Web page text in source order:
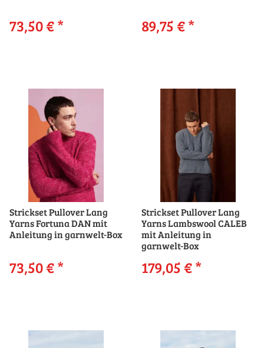
73,50 €* 89,75 €*
Strickset Pullover Lang
Yarns Fortuna DAN mit
Anleitung in garnwelt-Box
73,50 €*
Strickset Pullover Lang
Yarns Lambswool CALEB
mit Anleitung in
garnwelt-Box
179,05 €*